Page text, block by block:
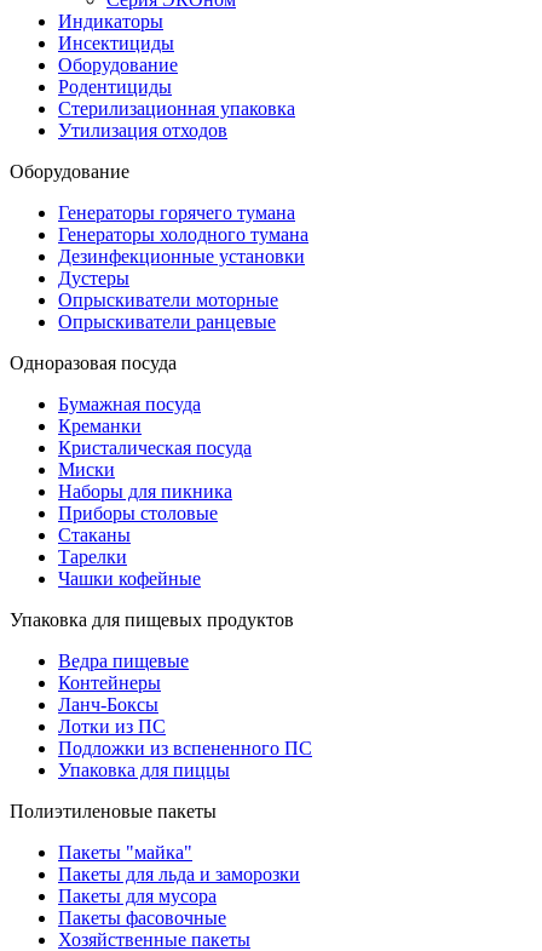
Индикаторы
Инсектициды
Оборудование
Родентициды
Стерилизационная упаковка
Утилизация отходов
Оборудование
Генераторы горячего тумана
Генераторы холодного тумана
Дезинфекционные установки
Дустеры
Опрыскиватели моторные
Опрыскиватели ранцевые
Одноразовая посуда
Бумажная посуда
Креманки
Кристалическая посуда
Миски
Наборы для пикника
Приборы столовые
Стаканы
Тарелки
Чашки кофейные
Упаковка для пищевых продуктов
Ведра пищевые
Контейнеры
Ланч-Боксы
Лотки из ПС
Подложки из вспененного ПС
Упаковка для пиццы
Полиэтиленовые пакеты
Пакеты "майка"
Пакеты для льда и заморозки
Пакеты для мусора
Пакеты фасовочные
Хозяйственные пакеты